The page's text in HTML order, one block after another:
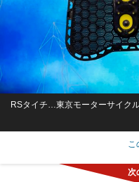
RSタイチ…東京モーターサイク